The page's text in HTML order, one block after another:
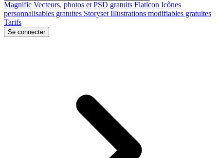
Magnific Vecteurs, photos et PSD gratuits Flaticon Icônes
personnalisables gratuites Storyset Illustrations modifiables gratuites
Tarifs
Se connecter